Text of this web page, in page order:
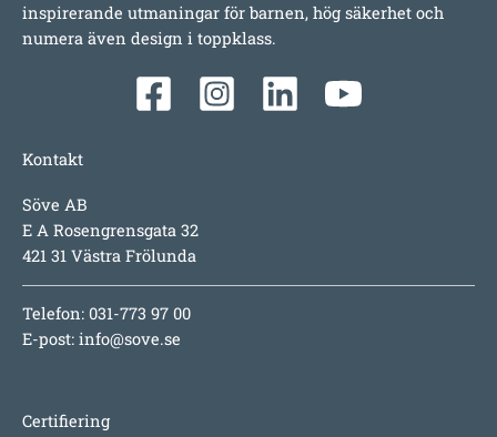
inspirerande utmaningar för barnen, hög säkerhet och
numera även design i toppklass.
Kontakt
Söve AB
E A Rosengrensgata 32
421 31 Västra Frölunda
Telefon: 031-773 97 00
E-post: info@sove.se
Certifiering